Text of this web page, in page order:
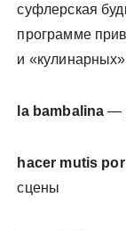
суфлерская
программе
и
la bambalina —
hacer mutis
сцены